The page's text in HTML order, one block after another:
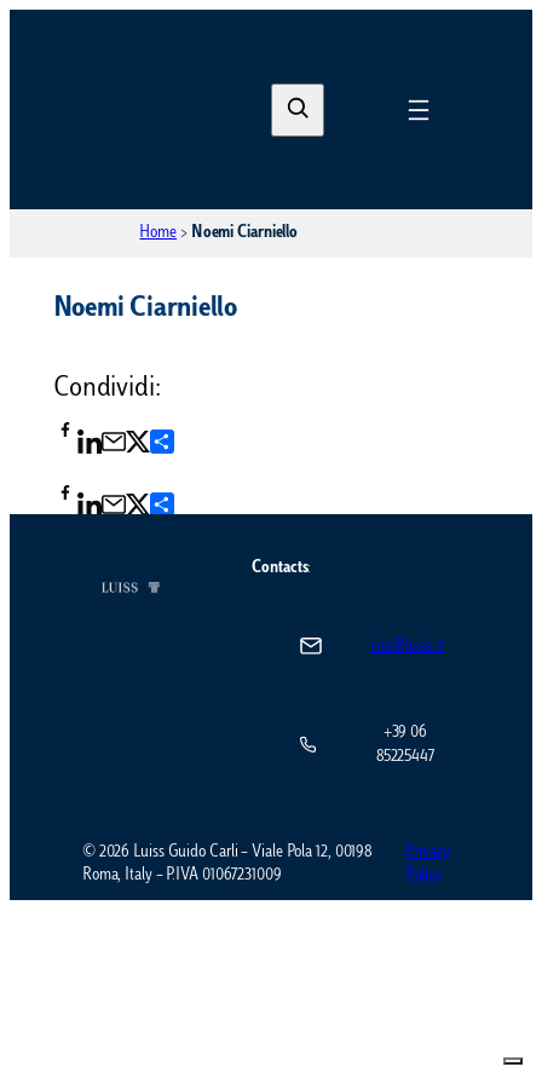
e
r
Home > Noemi Ciarniello
Noemi Ciarniello
Condividi:
Contacts:
ciss@luiss.it
+39 06
85225447
© 2026 Luiss Guido Carli – Viale Pola 12, 00198
Roma, Italy – P.IVA 01067231009
Privacy
Policy